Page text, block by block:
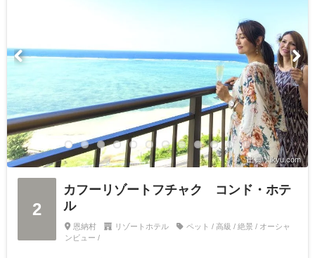
出典：ikyu.com
2
カフーリゾートフチャク コンド・ホテ
ル
恩納村 リゾートホテル
ペット / 高級 / 絶景 / オーシャ
ンビュー /